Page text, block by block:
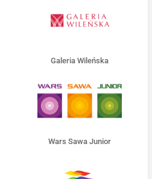
Galeria Wileńska
Wars Sawa Junior